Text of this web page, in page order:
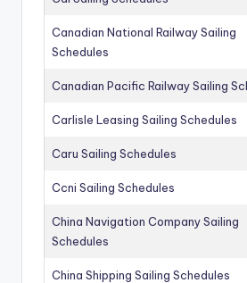
Canadian National Railway Sailing
Schedules
Canadian Pacific Railway Sailing
Carlisle Leasing Sailing Schedules
Caru Sailing Schedules
Ccni Sailing Schedules
China Navigation Company Sailing
Schedules
China Shipping Sailing Schedules